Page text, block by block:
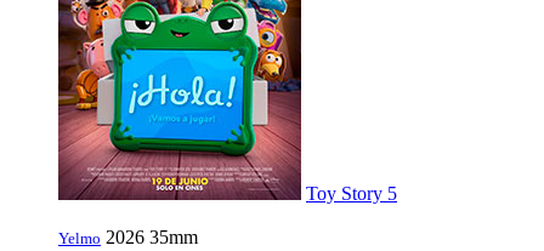
Toy Story 5
Yelmo 2026 35mm